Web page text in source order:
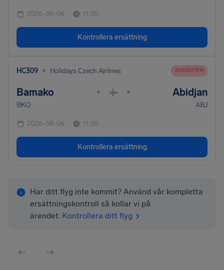
2026-08-06 11:20
Kontrollera ersättning
HC309 • Holidays Czech Airlines AVBRUTEN
Bamako • • Abidjan
BKO ABJ
2026-08-06 11:05
Kontrollera ersättning
Har ditt flyg inte kommit? Använd vår kompletta
ersättningskontroll så kollar vi på
ärendet. Kontrollera ditt flyg